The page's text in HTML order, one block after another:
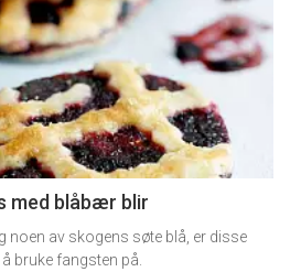
med blåbær blir
noen av skogens søte blå, er disse
bruke fangsten på.